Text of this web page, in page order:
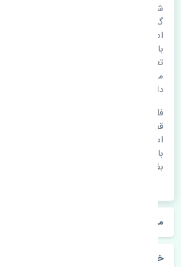
گذر زمان و طی مسافت مستحلک می
اصلی خرابی لوازم یدکی اتومبیل
باشد. ولی دلایلی مثل تصادفات و
تعویض قطعات یدکی باشد. خودرو
می باشد که هر قطعه روی قطعه یا قطعات
دارد.
فلذا در صورت خرابی در اسرع زمان
قطعات یدکی اقدام فرمایید. در زمان
اصلی بودن و کیفیت قطعات بسیار توجه
با مکانیک و کارشناسان در این زمینه
بفرمایید تا قطعات یدکی را از فروشگاه های
مشخصات فنی شلگیر عقب چپ تویوتا آریون 2012-2013 اصلی
خودروسازی تویوتا